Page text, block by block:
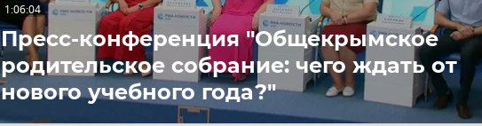
Пресс-конференция "Общекрымское
родительское собрание: чего ждать от
нового учебного года?"
1:06:04